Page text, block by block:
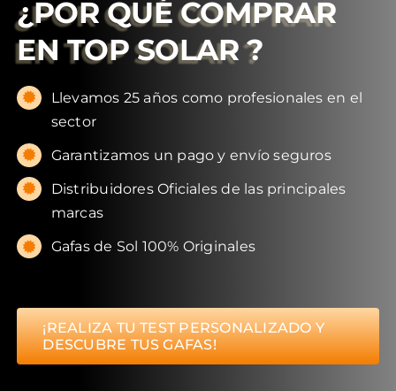
¿POR QUÉ COMPRAR
EN TOP SOLAR ?
Llevamos 25 años como profesionales en el
sector
Garantizamos un pago y envío seguros
Distribuidores Oficiales de las principales
marcas
Gafas de Sol 100% Originales
¡REALIZA TU TEST PERSONALIZADO Y
DESCUBRE TUS GAFAS!